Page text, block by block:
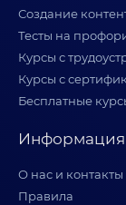
Создание
Тесты на
Курсы с
Курсы с
Бесплатные
Информация
О нас и контакты
Правила